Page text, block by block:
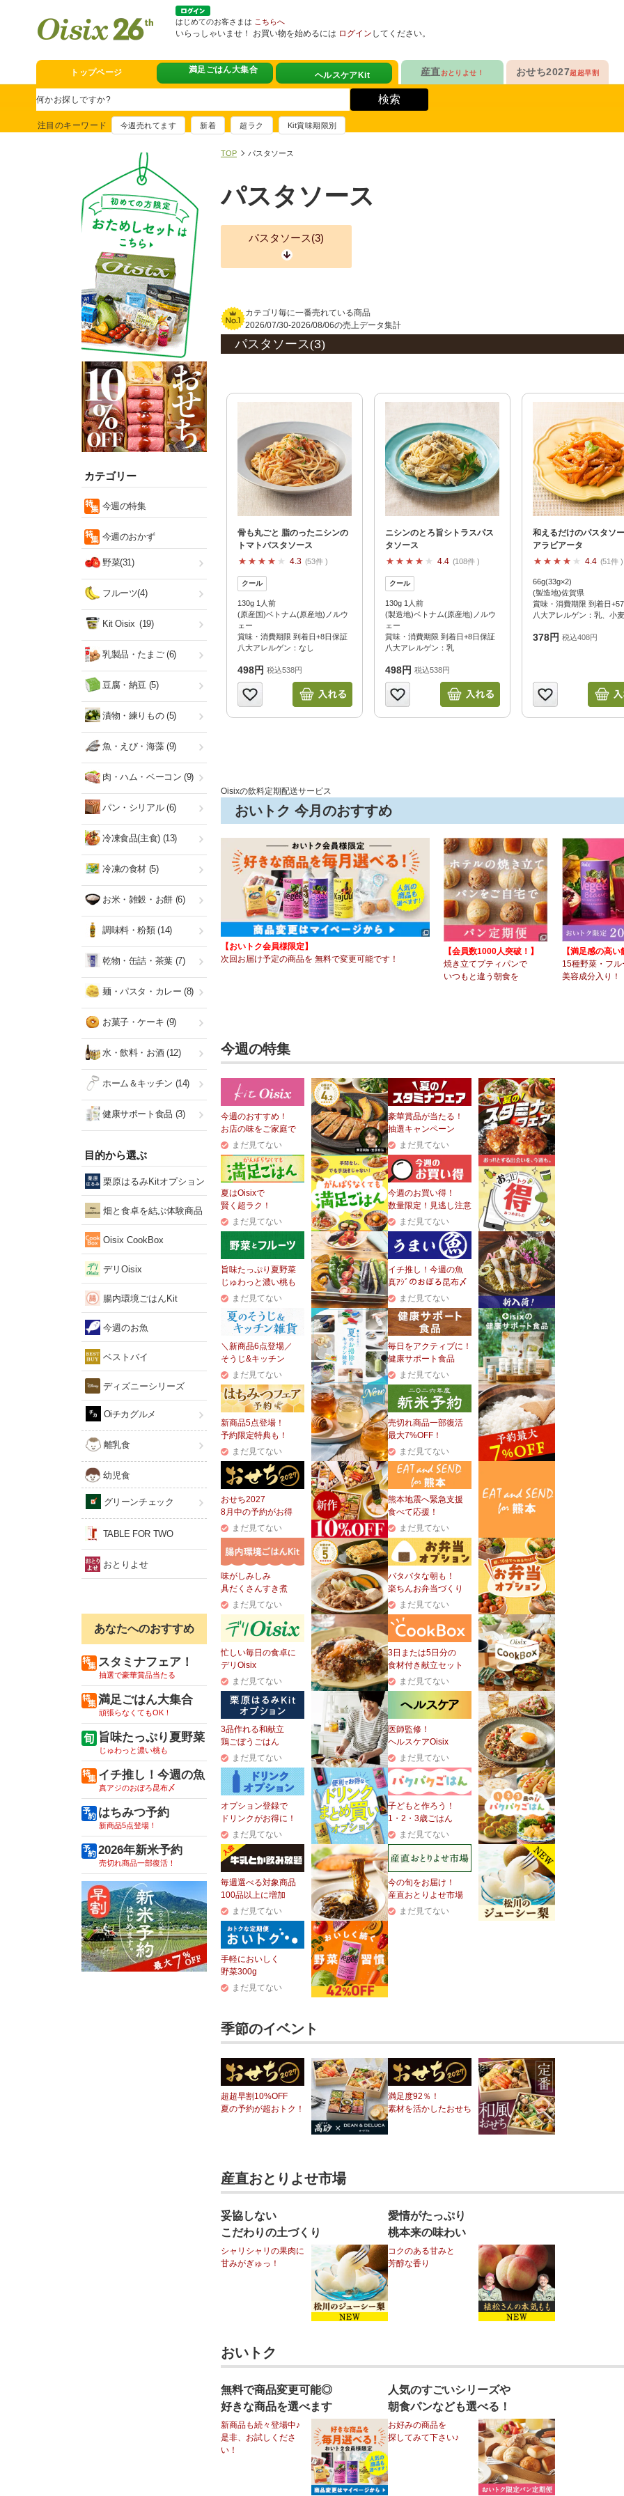
はじめてのお客さまは こちらへ
いらっしゃいませ！ お買い物を始めるには ログイン してください。
トップページ 満足ごはん大集合
豪華賞品が当たるチャンス
満足ごはん大集合
おすすめ！出汁付き肉吸い
真アジのおぼろ昆布〆
そうじ&キッチン雑貨
夏に便利！新商品6点登場
熊本地震への緊急支援
寄付付き商品取り扱い中
健康サポート食品
ヘルスケアKit
健康サポート食品
産直おとりよせ！
モチモチ食感チーズ
おせち2027超超早割
本格中華オードブル
検索
注目のキーワード 今週売れてます 新着 超ラク Kit賞味期限別
TOP パスタソース
パスタソース
パスタソース(3)
カテゴリ毎に一番売れている商品
2026/07/30-2026/08/06の売上データ集計
パスタソース(3)
骨も丸ごと 脂のったニシンの
トマトパスタソース
4.3 53件
130g 1人前
(原産国)ベトナム(原産地)ノルウ
ェー
賞味・消費期限 到着日+8日保証
八大アレルゲン：なし
498円 税込538円
ニシンのとろ旨シトラスパス
タソース
4.4 108件
130g 1人前
(製造地)ベトナム(原産地)ノルウ
ェー
賞味・消費期限 到着日+8日保証
八大アレルゲン：乳
498円 税込538円
和えるだけのパスタソ
アラビアータ
4.4 51件
66g(33g×2)
(製造地)佐賀県
賞味・消費期限 到着日
八大アレルゲン：乳、小麦
378円 税込408円
Oisixの飲料定期配送サービス
おいトク 今月のおすすめ
【おいトク会員様限定】
次回お届け予定の商品を 無料で変更可能です！
【会員数1000人突破！】
焼き立てプティパンで
いつもと違う朝食を
【満足感の高い
15種野菜・フル
美容成分入り！
今週の特集
今週のおすすめ！
お店の味をご家庭で
まだ見てない
豪華賞品が当たる！
抽選キャンペーン
まだ見てない
夏はOisixで
賢く超ラク！
まだ見てない
今週のお買い得！
数量限定！見逃し注意
まだ見てない
旨味たっぷり夏野菜
じゅわっと濃い桃も
まだ見てない
イチ推し！今週の魚
真ｱｼﾞのおぼろ昆布〆
まだ見てない
＼新商品6点登場／
そうじ&キッチン
まだ見てない
毎日をアクティブに！
健康サポート食品
まだ見てない
新商品5点登場！
予約限定特典も！
まだ見てない
売切れ商品一部復活
最大7%OFF！
まだ見てない
おせち2027
8月中の予約がお得
まだ見てない
熊本地震へ緊急支援
食べて応援！
まだ見てない
味がしみしみ
具だくさんすき煮
まだ見てない
バタバタな朝も！
楽ちんお弁当づくり
まだ見てない
忙しい毎日の食卓に
デリOisix
まだ見てない
3日または5日分の
食材付き献立セット
まだ見てない
3品作れる和献立
鶏ごぼうごはん
まだ見てない
医師監修！
ヘルスケアOisix
まだ見てない
オプション登録で
ドリンクがお得に！
まだ見てない
子どもと作ろう！
1・2・3歳ごはん
まだ見てない
毎週選べる対象商品
100品以上に増加
まだ見てない
今の旬をお届け！
産直おとりよせ市場
まだ見てない
手軽においしく
野菜300g
まだ見てない
季節のイベント
超超早割10%OFF
夏の予約が超おトク！
満足度92％！
素材を活かしたおせち
産直おとりよせ市場
妥協しない
こだわりの土づくり
シャリシャリの果肉に
甘みがぎゅっ！
愛情がたっぷり
桃本来の味わい
コクのある甘みと
芳醇な香り
おいトク
無料で商品変更可能◎
好きな商品を選べます
新商品も続々登場中♪
是非、お試しくださ
い！
人気のすごいシリーズや
朝食パンなども選べる！
お好みの商品を
探してみて下さい♪
カテゴリー
今週の特集
今週のおかず
野菜(31)
フルーツ(4)
Kit Oisix (19)
乳製品・たまご(6)
豆腐・納豆 (5)
漬物・練りもの(5)
魚・えび・海藻(9)
肉・ハム・ベーコン (9)
パン・シリアル(6)
冷凍食品(主食)(13)
冷凍の食材 (5)
お米・雑穀・お餅(6)
調味料・粉類(14)
乾物・缶詰・茶葉(7)
麺・パスタ・カレー (8)
お菓子・ケーキ (9)
水・飲料・お酒(12)
ホーム＆キッチン (14)
健康サポート食品 (3)
目的から選ぶ
栗原はるみKitオプション
畑と食卓を結ぶ体験商品
Oisix CookBox
デリOisix
腸内環境ごはんKit
今週のお魚
ベストバイ
ディズニーシリーズ
Oiチカグルメ
離乳食
幼児食
グリーンチェック
TABLE FOR TWO
おとりよせ
あなたへのおすすめ
スタミナフェア！
抽選で豪華賞品当たる
満足ごはん大集合
頑張らなくてもOK！
旨味たっぷり夏野菜
じゅわっと濃い桃も
イチ推し！今週の魚
真アジのおぼろ昆布〆
はちみつ予約
新商品5点登場！
2026年新米予約
売切れ商品一部復活！